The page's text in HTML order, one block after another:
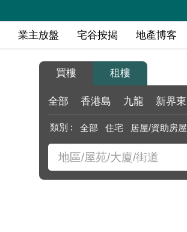
業主放盤 宅谷按揭 地產博客
買樓 租樓
全部 香港島 九龍 新界東
類別 : 全部 住宅 居屋/資助房屋